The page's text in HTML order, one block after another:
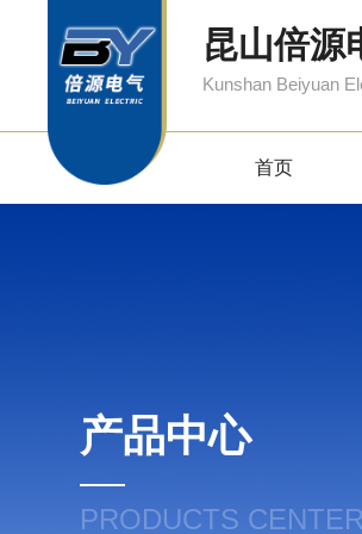
昆山倍源
Kunshan Beiyuan
首页
产品中心
PRODUCTS CENTER